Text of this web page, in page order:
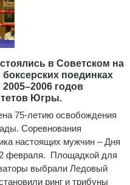
в Советском на
поединках
годов
Югры.
75-летию освобождения
Соревнования
настоящих мужчин – Дня
февраля. Площадкой для
выбрали Ледовый
ринг и трибуны